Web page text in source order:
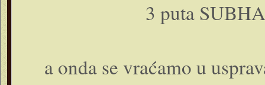
3 puta
a onda se vraćamo u